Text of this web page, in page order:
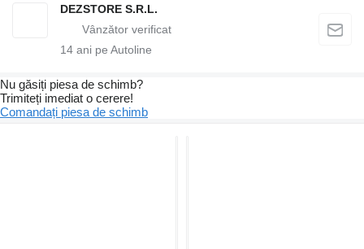
DEZSTORE S.R.L.
14 ani pe Autoline
Nu găsiți piesa de schimb?
Trimiteți imediat o cerere!
Comandați piesa de schimb